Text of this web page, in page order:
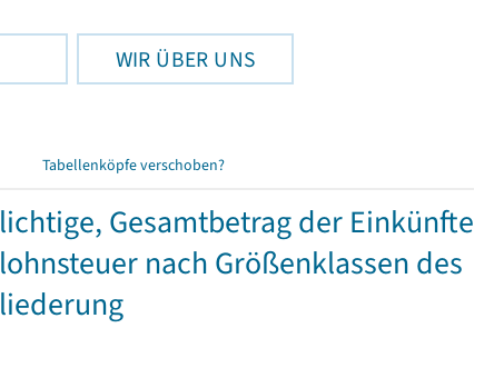
WIR ÜBER UNS
Tabellenköpfe verschoben?
Gesamtbetrag der Einkünfte
nach Größenklassen des